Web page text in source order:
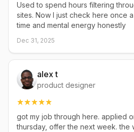
Used to spend hours filtering
sites. Now I just check here once
time and mental energy honestly
Dec 31, 2025
alex t
product designer
got my job through here. applied
thursday, offer the next week. the